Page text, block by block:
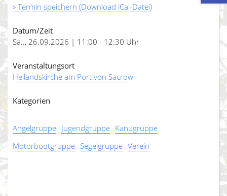
» Termin speichern (Download iCal-Datei)
Datum/Zeit
Sa.., 26.09.2026 | 11:00 - 12:30 Uhr
Veranstaltungsort
Heilandskirche am Port von Sacrow
Kategorien
Angelgruppe Jugendgruppe Kanugruppe
Motorbootgruppe Segelgruppe Verein